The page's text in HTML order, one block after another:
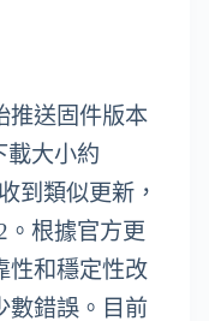
推送固件版本
載大小約
到類似更新，
。根據官方更
性和穩定性改
數錯誤。目前